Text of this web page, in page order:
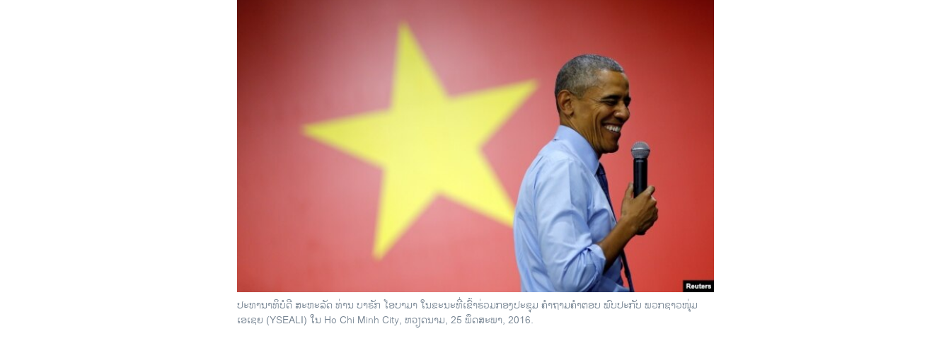
ປະທານາທິບໍດີ ສະຫະລັດ ທ່ານ ບາຣັກ ໂອບາມາ ໃນຂະນະທີ່ເຂົ້າຮ່ວມກອງປະຊຸມ ຄຳຖາມຄຳຕອບ ພົບປະກັບ ພວກຊາວໜຸ່ມ
ເອເຊຍ (YSEALI) ໃນ Ho Chi Minh City, ຫວຽດນາມ, 25 ພຶດສະພາ, 2016.